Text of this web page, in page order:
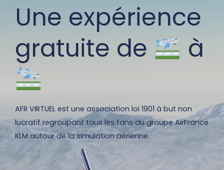
Une expérience
gratuite de
à
AFR VIRTUEL est une association loi 1901 à but non
lucratif regroupant tous les fans du groupe AirFrance
KLM autour de la simulation aérienne.